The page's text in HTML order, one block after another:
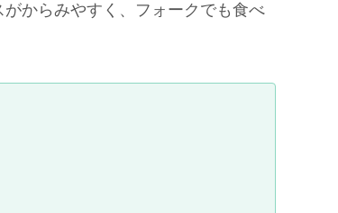
からみやすく、フォークでも食べ